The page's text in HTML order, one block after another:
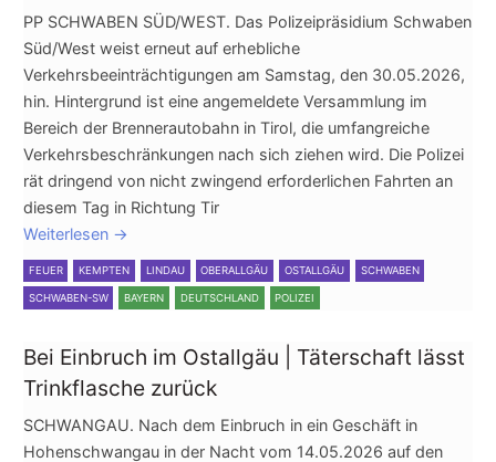
PP SCHWABEN SÜD/WEST. Das Polizeipräsidium Schwaben
Süd/West weist erneut auf erhebliche
Verkehrsbeeinträchtigungen am Samstag, den 30.05.2026,
hin. Hintergrund ist eine angemeldete Versammlung im
Bereich der Brennerautobahn in Tirol, die umfangreiche
Verkehrsbeschränkungen nach sich ziehen wird. Die Polizei
rät dringend von nicht zwingend erforderlichen Fahrten an
diesem Tag in Richtung Tir
Weiterlesen →
FEUER KEMPTEN LINDAU OBERALLGÄU OSTALLGÄU SCHWABEN
SCHWABEN-SW BAYERN DEUTSCHLAND POLIZEI
Bei Einbruch im Ostallgäu | Täterschaft lässt
Trinkflasche zurück
SCHWANGAU. Nach dem Einbruch in ein Geschäft in
Hohenschwangau in der Nacht vom 14.05.2026 auf den